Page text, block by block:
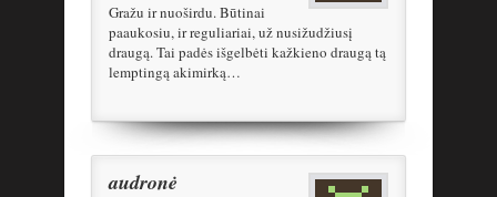
Gražu ir nuoširdu. Būtinai
paaukosiu, ir reguliariai, už nusižudžiusį
draugą. Tai padės išgelbėti kažkieno draugą tą
lemptingą akimirką…
audronė